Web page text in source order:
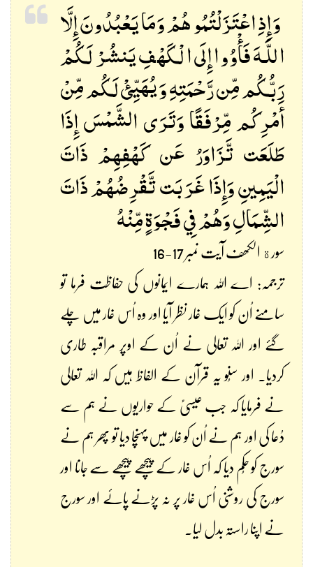
وَإِذِ اعْتَزَلْتُمُوهُمْ وَمَا يَعْبُدُونَ إِلَّا
اللَّـهَ فَأْوُوا إِلَى الْكَهْفِ يَنشُرْ لَكُمْ
رَبُّكُم مِّن رَّحْمَتِهِ وَيُهَيِّئْ لَكُم مِّنْ
أَمْرِكُم مِّرْفَقًا وَتَرَى الشَّمْسَ إِذَا
طَلَعَت تَّزَاوَرُ عَن كَهْفِهِمْ ذَاتَ
الْيَمِينِ وَإِذَا غَرَبَت تَّقْرِضُهُمْ ذَاتَ
الشِّمَالِ وَهُمْ فِي فَجْوَةٍ مِّنْهُ
سورة الکھف آیت نمبر 17-16
ترجمہ: اے اللہ ہمارے ایمانوں کی حفاظت فرما تو
سامنے اُن کو ایک غار نظر آیا اور وہ اُس غار میں چلے
گئے اور اللہ تعالی نے اُن کے اوپر مراقبہ طاری
کردیا۔ اور سُنو یہ قرآن کے الفاظ ہیں کہ اللہ تعالی
نے فرمایا کہ جب عیسٰیؑ کے حواریوں نے ہم سے
دُعا کی اور ہم نے اُن کو غار میں پہنچا دیا تو پھر ہم نے
سورج کو حُکم دیا کہ اُس غار کے پیچھے پیچھے سے جانا اور
سورج کی روشنی اُس غار پر نہ پڑنے پائے اور سورج
نے اپنا راستہ بدل لیا۔